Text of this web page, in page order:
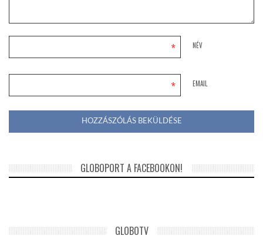
NÉV
*
EMAIL
*
GLOBOPORT A FACEBOOKON!
GLOBOTV